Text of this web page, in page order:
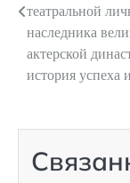
записям
театральной
наследника
актерской
история успеха